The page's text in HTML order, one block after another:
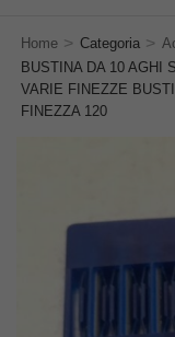
Home > Categoria >
BUSTINA DA 10 AGHI
VARIE FINEZZE
FINEZZA 120